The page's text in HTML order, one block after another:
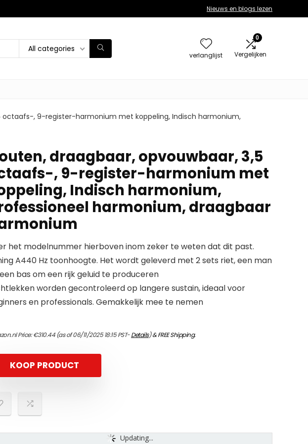
Nieuws en blogs lezen
All categories
verlanglijst
0
Vergelijken
octaafs-, 9-register-harmonium met koppeling, Indisch harmonium,
draagbaar, opvouwbaar, 3,5
, 9-register-harmonium met
Indisch harmonium,
harmonium, draagbaar
het modelnummer hierboven inom zeker te weten dat dit past.
A440 Hz toonhoogte. Het wordt geleverd met 2 sets riet, een man
bas om een rijk geluid te produceren
worden gecontroleerd op langere sustain, ideaal voor
en professionals. Gemakkelijk mee te nemen
Price:€310.44(as of 06/11/2025 18:15 PST-Details)&FREE Shipping.
KOOP PRODUCT
Updating...